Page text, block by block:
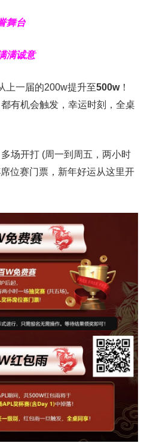
舞台
满诚意
上一届的200w提升至500w！
有机会触发，幸运时刻，全桌
场开打 (周一到周五，两小时
位赛门票，新年好运从这里开